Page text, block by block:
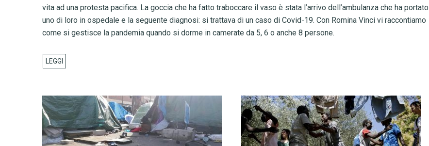
vita ad una protesta pacifica. La goccia che ha fatto traboccare il vaso è stata l’arrivo dell’ambulanza che ha portato
uno di loro in ospedale e la seguente diagnosi: si trattava di un caso di Covid-19. Con Romina Vinci vi raccontiamo
come si gestisce la pandemia quando si dorme in camerate da 5, 6 o anche 8 persone.